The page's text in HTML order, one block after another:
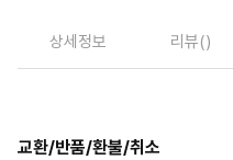
상세정보 리뷰()
교환/반품/환불/취소